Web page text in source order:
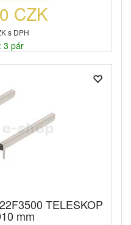
CZK
s DPH
3 pár
TELESKOP
mm